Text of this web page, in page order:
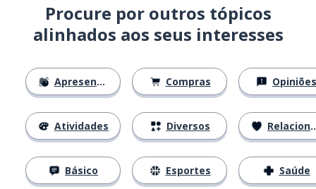
Procure por outros tópicos
alinhados aos seus interesses
Apresentações
Atividades
Básico
Compras
Diversos
Esportes
Opiniões
Relacionamentos
Saúde